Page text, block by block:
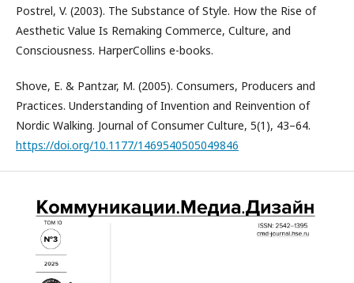
Postrel, V. (2003). The Substance of Style. How the Rise of
Aesthetic Value Is Remaking Commerce, Culture, and
Consciousness. HarperCollins e-books.
Shove, E. & Pantzar, M. (2005). Consumers, Producers and
Practices. Understanding of Invention and Reinvention of
Nordic Walking. Journal of Consumer Culture, 5(1), 43–64.
https://doi.org/10.1177/1469540505049846